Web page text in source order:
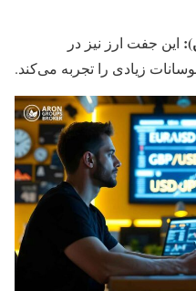
این جفت ارز نیز در
زیادی را تجربه می‌کند.